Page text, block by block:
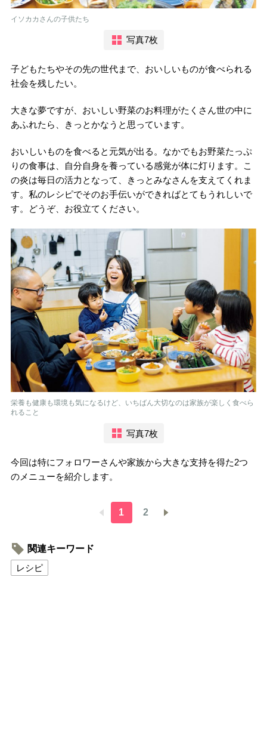
イソカカさんの子供たち
写真7枚
子どもたちやその先の世代まで、おいしいものが食べられる
社会を残したい。
大きな夢ですが、おいしい野菜のお料理がたくさん世の中に
あふれたら、きっとかなうと思っています。
おいしいものを食べると元気が出る。なかでもお野菜たっぷ
りの食事は、自分自身を養っている感覚が体に灯ります。こ
の炎は毎日の活力となって、きっとみなさんを支えてくれま
す。私のレシピでそのお手伝いができればとてもうれしいで
す。どうぞ、お役立てください。
栄養も健康も環境も気になるけど、いちばん大切なのは家族が楽しく食べら
れること
写真7枚
今回は特にフォロワーさんや家族から大きな支持を得た2つ
のメニューを紹介します。
1 2
関連キーワード
レシピ